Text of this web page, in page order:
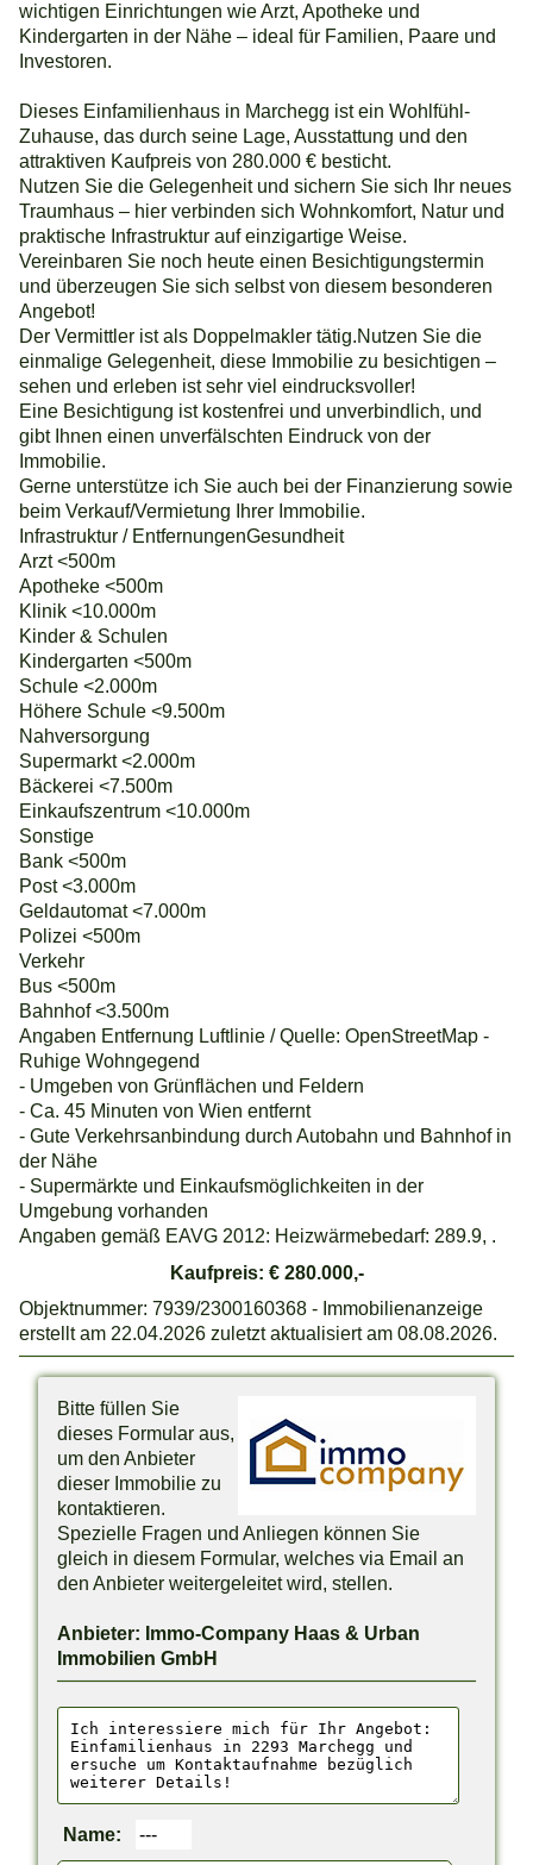
wichtigen Einrichtungen wie Arzt, Apotheke und
Kindergarten in der Nähe – ideal für Familien, Paare und
Investoren.
Dieses Einfamilienhaus in Marchegg ist ein Wohlfühl-
Zuhause, das durch seine Lage, Ausstattung und den
attraktiven Kaufpreis von 280.000 € besticht.
Nutzen Sie die Gelegenheit und sichern Sie sich Ihr neues
Traumhaus – hier verbinden sich Wohnkomfort, Natur und
praktische Infrastruktur auf einzigartige Weise.
Vereinbaren Sie noch heute einen Besichtigungstermin
und überzeugen Sie sich selbst von diesem besonderen
Angebot!
Der Vermittler ist als Doppelmakler tätig.Nutzen Sie die
einmalige Gelegenheit, diese Immobilie zu besichtigen –
sehen und erleben ist sehr viel eindrucksvoller!
Eine Besichtigung ist kostenfrei und unverbindlich, und
gibt Ihnen einen unverfälschten Eindruck von der
Immobilie.
Gerne unterstütze ich Sie auch bei der Finanzierung sowie
beim Verkauf/Vermietung Ihrer Immobilie.
Infrastruktur / EntfernungenGesundheit
Arzt <500m
Apotheke <500m
Klinik <10.000m
Kinder & Schulen
Kindergarten <500m
Schule <2.000m
Höhere Schule <9.500m
Nahversorgung
Supermarkt <2.000m
Bäckerei <7.500m
Einkaufszentrum <10.000m
Sonstige
Bank <500m
Post <3.000m
Geldautomat <7.000m
Polizei <500m
Verkehr
Bus <500m
Bahnhof <3.500m
Angaben Entfernung Luftlinie / Quelle: OpenStreetMap -
Ruhige Wohngegend
- Umgeben von Grünflächen und Feldern
- Ca. 45 Minuten von Wien entfernt
- Gute Verkehrsanbindung durch Autobahn und Bahnhof in
der Nähe
- Supermärkte und Einkaufsmöglichkeiten in der
Umgebung vorhanden
Angaben gemäß EAVG 2012: Heizwärmebedarf: 289.9, .
Kaufpreis: € 280.000,-
Objektnummer: 7939/2300160368 - Immobilienanzeige
erstellt am 22.04.2026 zuletzt aktualisiert am 08.08.2026.
Bitte füllen Sie
dieses Formular aus,
um den Anbieter
dieser Immobilie zu
kontaktieren.
Spezielle Fragen und Anliegen können Sie
gleich in diesem Formular, welches via Email an
den Anbieter weitergeleitet wird, stellen.
Anbieter: Immo-Company Haas & Urban
Immobilien GmbH
Name: